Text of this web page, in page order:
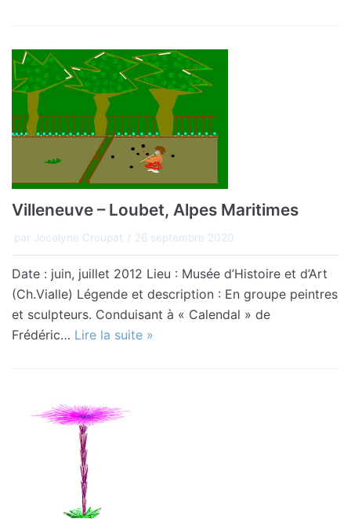
Villeneuve – Loubet, Alpes Maritimes
par Jocelyne Croupat 26 septembre 2020
Date : juin, juillet 2012 Lieu : Musée d’Histoire et d’Art
(Ch.Vialle) Légende et description : En groupe peintres
et sculpteurs. Conduisant à « Calendal » de
Frédéric… Lire la suite »